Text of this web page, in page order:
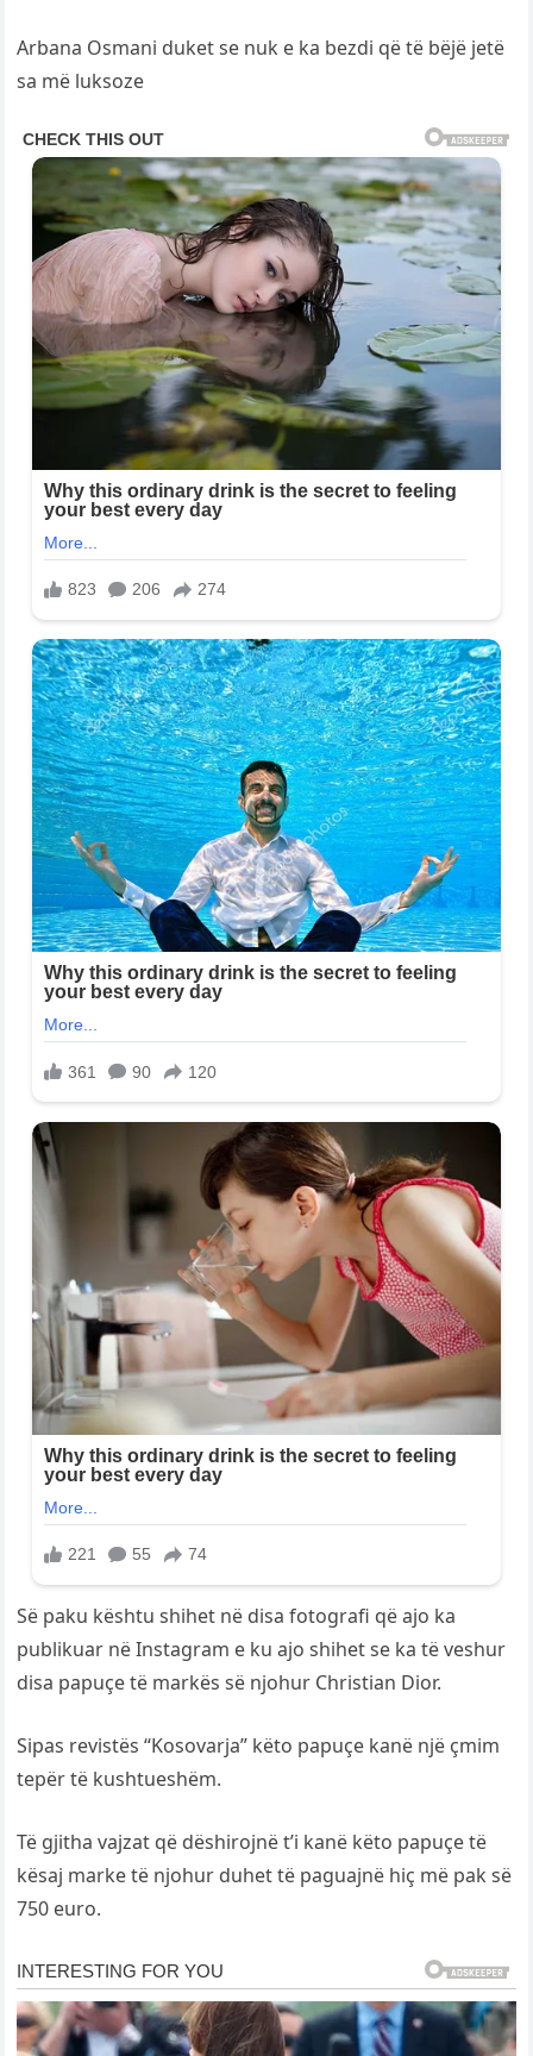
Arbana Osmani duket se nuk e ka bezdi që të bëjë jetë
sa më luksoze
Së paku kështu shihet në disa fotografi që ajo ka
publikuar në Instagram e ku ajo shihet se ka të veshur
disa papuçe të markës së njohur Christian Dior.
Sipas revistës “Kosovarja” këto papuçe kanë një çmim
tepër të kushtueshëm.
Të gjitha vajzat që dëshirojnë t’i kanë këto papuçe të
kësaj marke të njohur duhet të paguajnë hiç më pak së
750 euro.